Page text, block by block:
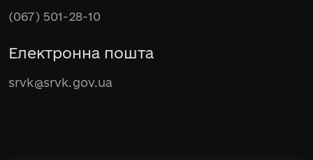
(067) 501-28-10
Електронна пошта
srvk@srvk.gov.ua